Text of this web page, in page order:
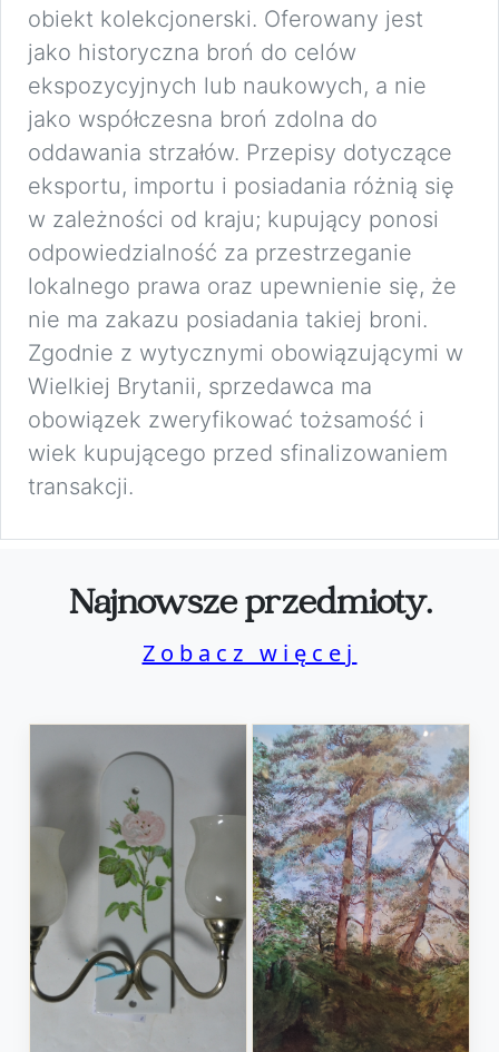
obiekt kolekcjonerski. Oferowany jest
jako historyczna broń do celów
ekspozycyjnych lub naukowych, a nie
jako współczesna broń zdolna do
oddawania strzałów. Przepisy dotyczące
eksportu, importu i posiadania różnią się
w zależności od kraju; kupujący ponosi
odpowiedzialność za przestrzeganie
lokalnego prawa oraz upewnienie się, że
nie ma zakazu posiadania takiej broni.
Zgodnie z wytycznymi obowiązującymi w
Wielkiej Brytanii, sprzedawca ma
obowiązek zweryfikować tożsamość i
wiek kupującego przed sfinalizowaniem
transakcji.
Najnowsze przedmioty.
Zobacz więcej